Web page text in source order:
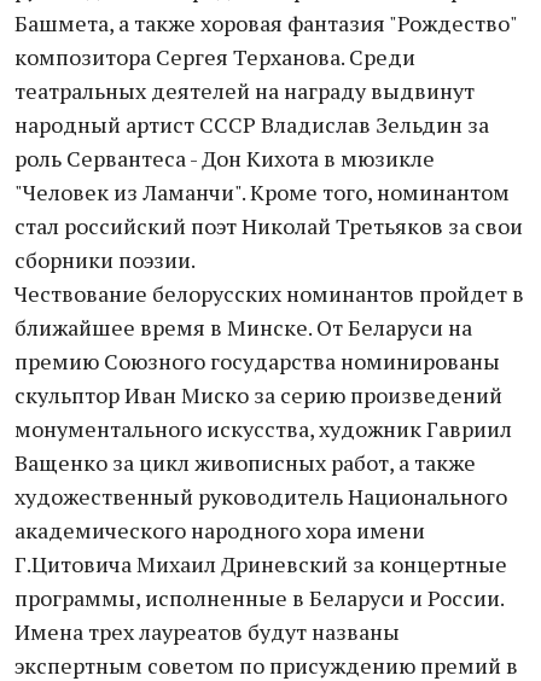
Башмета, а также хоровая фантазия "Рождество"
композитора Сергея Терханова. Среди
театральных деятелей на награду выдвинут
народный артист СССР Владислав Зельдин за
роль Сервантеса - Дон Кихота в мюзикле
"Человек из Ламанчи". Кроме того, номинантом
стал российский поэт Николай Третьяков за свои
сборники поэзии.
Чествование белорусских номинантов пройдет в
ближайшее время в Минске. От Беларуси на
премию Союзного государства номинированы
скульптор Иван Миско за серию произведений
монументального искусства, художник Гавриил
Ващенко за цикл живописных работ, а также
художественный руководитель Национального
академического народного хора имени
Г.Цитовича Михаил Дриневский за концертные
программы, исполненные в Беларуси и России.
Имена трех лауреатов будут названы
экспертным советом по присуждению премий в